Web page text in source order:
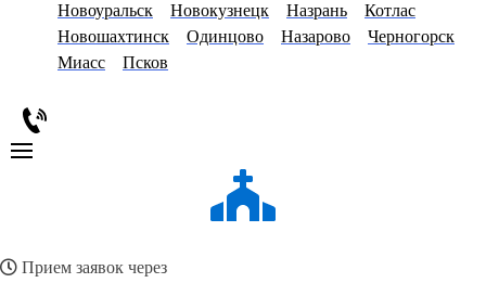
Новоуральск
Новокузнецк Назрань
Котлас
Новошахтинск
Одинцово Назарово
Черногорск
Миасс
Псков
Прием заявок через